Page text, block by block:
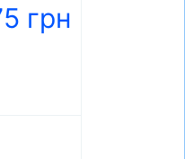
грн